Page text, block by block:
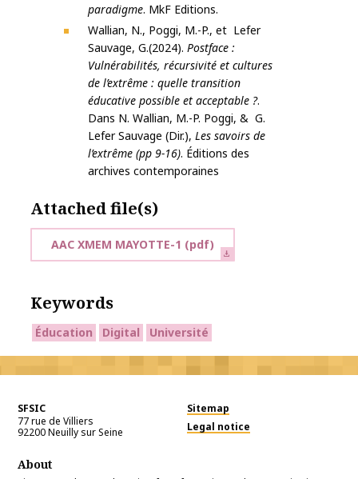
paradigme. MkF Editions.
Wallian, N., Poggi, M.-P., et Lefer
Sauvage, G.(2024). Postface :
Vulnérabilités, récursivité et cultures
de l’extrême : quelle transition
éducative possible et acceptable ?.
Dans N. Wallian, M.-P. Poggi, & G.
Lefer Sauvage (Dir.), Les savoirs de
l’extrême (pp 9-16). Éditions des
archives contemporaines
Attached file(s)
AAC XMEM MAYOTTE-1 (pdf)
Keywords
Éducation Digital Université
SFSIC
77 rue de Villiers
92200Neuilly sur Seine
Sitemap
Legal notice
About